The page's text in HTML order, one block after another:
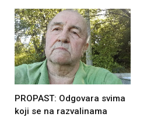
PROPAST: Odgovara svima
koji se na razvalinama